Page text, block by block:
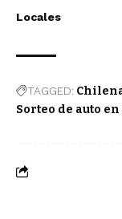
Locales
TAGGED:
Sorteo de auto